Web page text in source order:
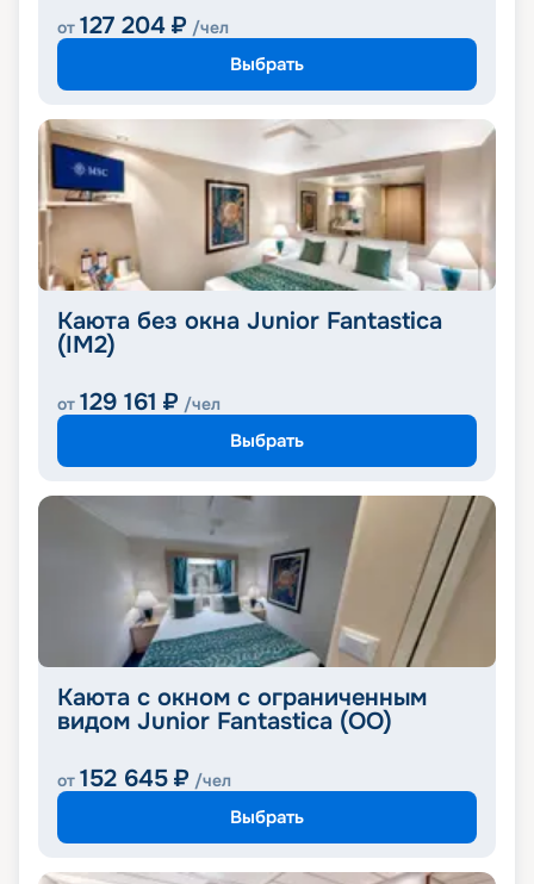
от 127 204 ₽ /чел
Выбрать
Каюта без окна Junior Fantastica
(IM2)
от 129 161 ₽ /чел
Выбрать
Каюта с окном с ограниченным
видом Junior Fantastica (OO)
от 152 645 ₽ /чел
Выбрать